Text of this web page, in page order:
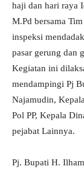
haji dan hari raya
M.Pd bersama
inspeksi
pasar gerung dan
Kegiatan ini
mendampingi Pj
Najamudin,
Pol PP, Kepala
pejabat Lainnya.
Pj. Bupati H.